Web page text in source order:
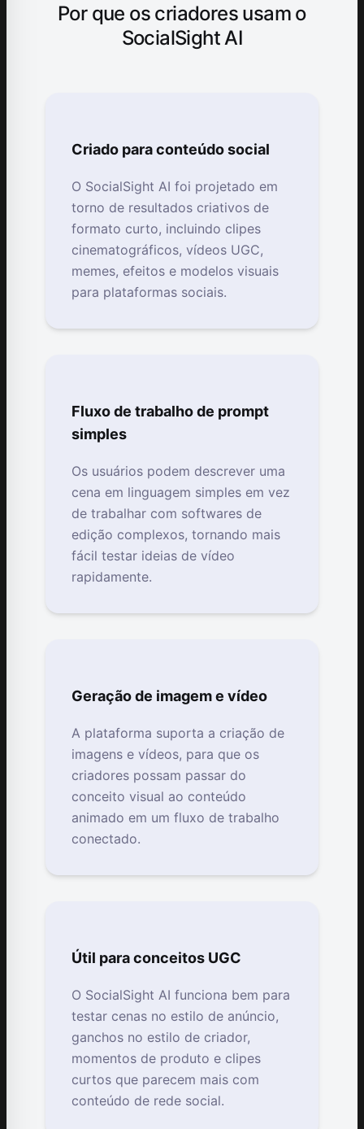
Por que os criadores usam o
SocialSight AI
Criado para conteúdo social
O SocialSight AI foi projetado em
torno de resultados criativos de
formato curto, incluindo clipes
cinematográficos, vídeos UGC,
memes, efeitos e modelos visuais
para plataformas sociais.
Fluxo de trabalho de prompt
simples
Os usuários podem descrever uma
cena em linguagem simples em vez
de trabalhar com softwares de
edição complexos, tornando mais
fácil testar ideias de vídeo
rapidamente.
Geração de imagem e vídeo
A plataforma suporta a criação de
imagens e vídeos, para que os
criadores possam passar do
conceito visual ao conteúdo
animado em um fluxo de trabalho
conectado.
Útil para conceitos UGC
O SocialSight AI funciona bem para
testar cenas no estilo de anúncio,
ganchos no estilo de criador,
momentos de produto e clipes
curtos que parecem mais com
conteúdo de rede social.